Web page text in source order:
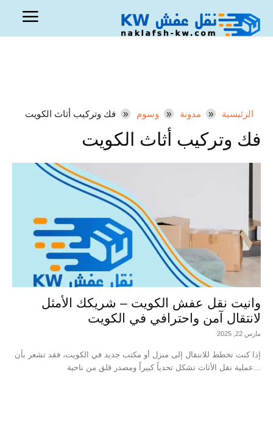
الرئيسية مدونة وسوم فك وتركيب أثاث الكويت
فك وتركيب أثاث الكويت
وانيت نقل عفش الكويت – شريكك الأمثل
لانتقال آمن واحترافي في الكويت
مارس 22, 2025
إذا كنت تخطط للانتقال إلى منزل أو مكتب جديد في الكويت، فقد تشعر بأن
عملية نقل الأثاث تشكل تحدياً كبيراً ومصدر قلق من ناحية...